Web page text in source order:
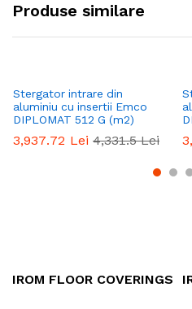
Produse similare
Stergator intrare din
aluminiu cu insertii Emco
DIPLOMAT 512 G (m2)
3,937.72 Lei 4,331.5 Lei
IROM FLOOR COVERINGS